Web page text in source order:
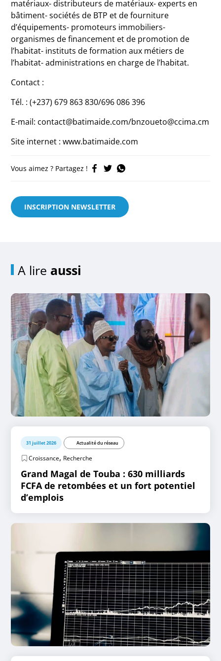
matériaux- distributeurs de matériaux- experts en
bâtiment- sociétés de BTP et de fourniture
d’équipements- promoteurs immobiliers-
organismes de financement et de promotion de
l’habitat- instituts de formation aux métiers de
l’habitat- administrations en charge de l’habitat.
Contact :
Tél. : (+237) 679 863 830/696 086 396
E-mail: contact@batimaide.com/bnzoueto@ccima.cm
Site internet : www.batimaide.com
Vous aimez ? Partagez !
INSCRIPTION NEWSLETTER
A lire aussi
31 juillet 2026 Actualité du réseau
Croissance, Recherche
Grand Magal de Touba : 630 milliards
FCFA de retombées et un fort potentiel
d’emplois